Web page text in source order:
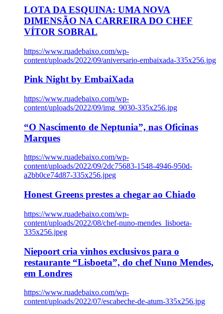
LOTA DA ESQUINA: UMA NOVA
DIMENSÃO NA CARREIRA DO CHEF
VÍTOR SOBRAL
https://www.ruadebaixo.com/wp-
content/uploads/2022/09/aniversario-embaixada-335x256.jpg
Pink Night by EmbaiXada
https://www.ruadebaixo.com/wp-
content/uploads/2022/09/img_9030-335x256.jpg
“O Nascimento de Neptunia”, nas Oficinas
Marques
https://www.ruadebaixo.com/wp-
content/uploads/2022/09/2dc75683-1548-4946-950d-
a2bb0ce74d87-335x256.jpeg
Honest Greens prestes a chegar ao Chiado
https://www.ruadebaixo.com/wp-
content/uploads/2022/08/chef-nuno-mendes_lisboeta-
335x256.jpeg
Niepoort cria vinhos exclusivos para o
restaurante “Lisboeta”, do chef Nuno Mendes,
em Londres
https://www.ruadebaixo.com/wp-
content/uploads/2022/07/escabeche-de-atum-335x256.jpg